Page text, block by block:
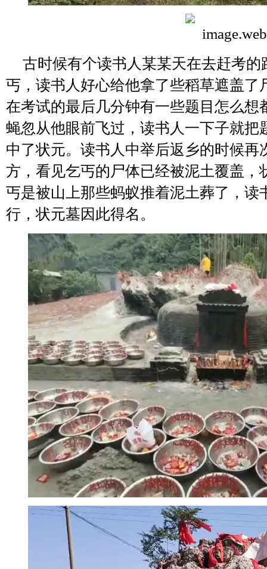
古时候有个读书人某某天在去赶考
丐，读书人好心给他拿了些稻草遮盖了
在考试的最后几分钟有一些题目怎么想
蝇忽从他眼前飞过，读书人一下子就把
中了状元。读书人中举后返乡的时候再
方，看见乞丐的尸体已经被泥土覆盖，
丐是被山上那些蚂蚁推着泥土葬了，读
行，状元墓因此得名。